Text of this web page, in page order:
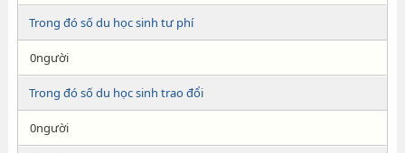
Trong đó số du học sinh tư phí
0người
Trong đó số du học sinh trao đổi
0người